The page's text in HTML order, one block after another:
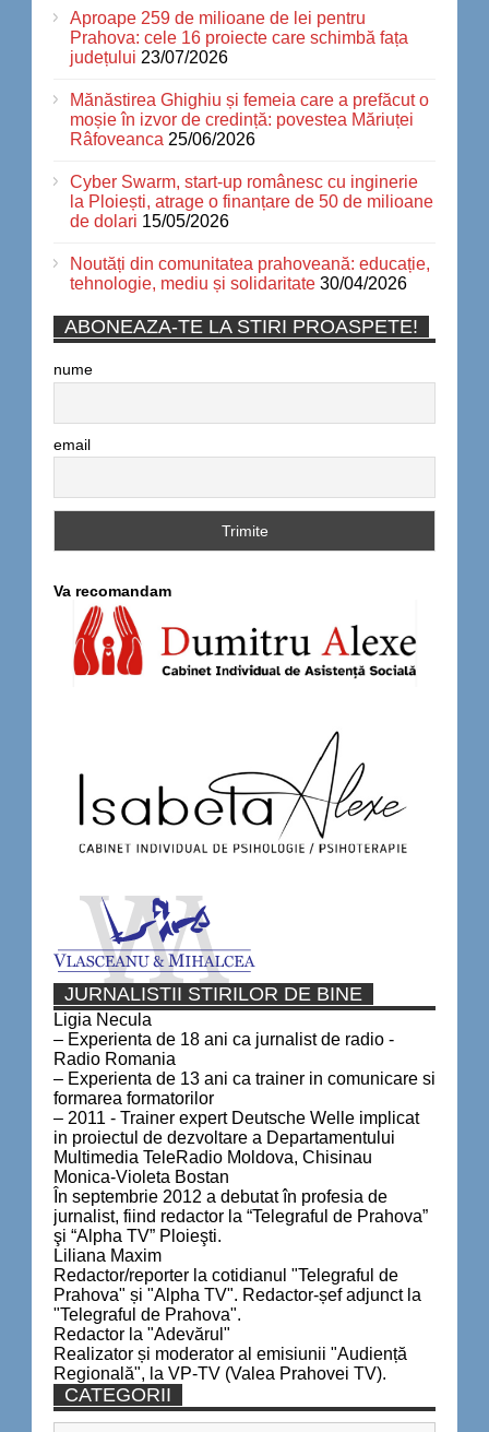
Aproape 259 de milioane de lei pentru
Prahova: cele 16 proiecte care schimbă fața
județului 23/07/2026
Mănăstirea Ghighiu și femeia care a prefăcut o
moșie în izvor de credință: povestea Măriuței
Râfoveanca 25/06/2026
Cyber Swarm, start-up românesc cu inginerie
la Ploiești, atrage o finanțare de 50 de milioane
de dolari 15/05/2026
Noutăți din comunitatea prahoveană: educație,
tehnologie, mediu și solidaritate 30/04/2026
ABONEAZA-TE LA STIRI PROASPETE!
nume
email
Va recomandam
JURNALISTII STIRILOR DE BINE
Ligia Necula
– Experienta de 18 ani ca jurnalist de radio -
Radio Romania
– Experienta de 13 ani ca trainer in comunicare si
formarea formatorilor
– 2011 - Trainer expert Deutsche Welle implicat
in proiectul de dezvoltare a Departamentului
Multimedia TeleRadio Moldova, Chisinau
Monica-Violeta Bostan
În septembrie 2012 a debutat în profesia de
jurnalist, fiind redactor la “Telegraful de Prahova”
şi “Alpha TV” Ploieşti.
Liliana Maxim
Redactor/reporter la cotidianul "Telegraful de
Prahova" și "Alpha TV". Redactor-șef adjunct la
"Telegraful de Prahova".
Redactor la "Adevărul"
Realizator și moderator al emisiunii "Audiență
Regională", la VP-TV (Valea Prahovei TV).
CATEGORII
Categorii